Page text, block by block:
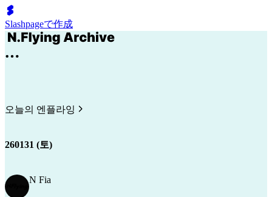
Slashpageで作成
오늘의 엔플라잉
260131 (토)
N Fia